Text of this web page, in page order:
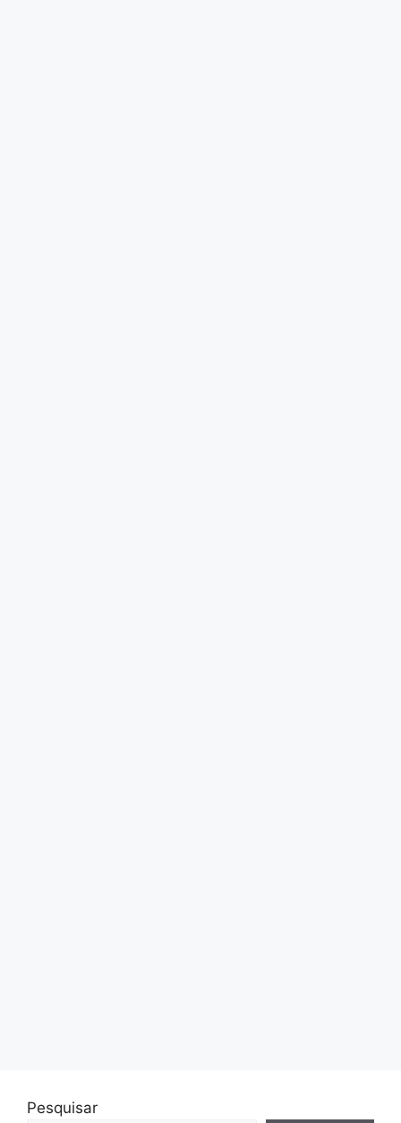
Pesquisar